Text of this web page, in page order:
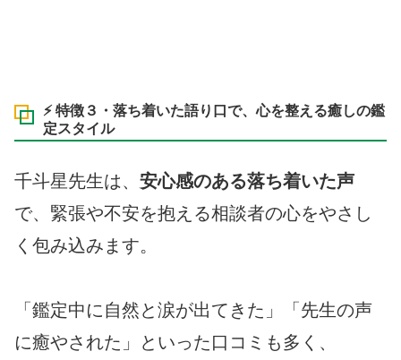
⚡ 特徴３・落ち着いた語り口で、心を整える癒しの鑑
定スタイル
千斗星先生は、 安心感のある落ち着いた声
で、緊張や不安を抱える相談者の心をやさし
く包み込みます。
「鑑定中に自然と涙が出てきた」「先生の声
に癒やされた」といった口コミも多く、